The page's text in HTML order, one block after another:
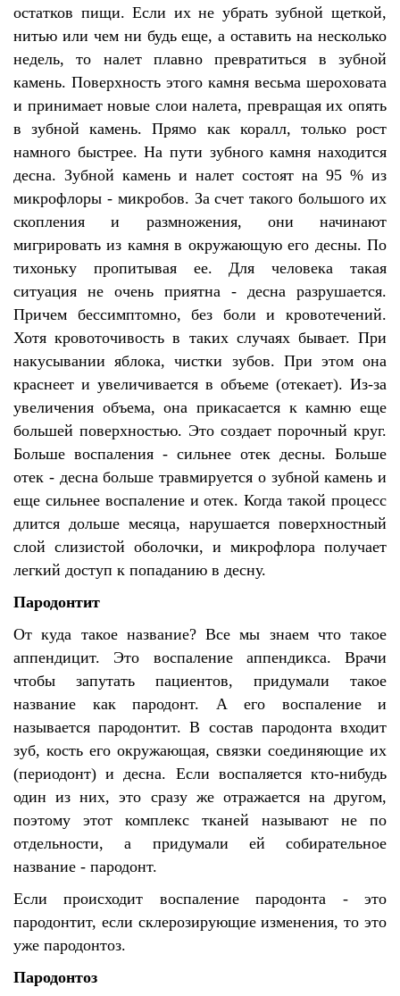
остатков пищи. Если их не убрать зубной щеткой,
нитью или чем ни будь еще, а оставить на несколько
недель, то налет плавно превратиться в зубной
камень. Поверхность этого камня весьма шероховата
и принимает новые слои налета, превращая их опять
в зубной камень. Прямо как коралл, только рост
намного быстрее. На пути зубного камня находится
десна. Зубной камень и налет состоят на 95 % из
микрофлоры - микробов. За счет такого большого их
скопления и размножения, они начинают
мигрировать из камня в окружающую его десны. По
тихоньку пропитывая ее. Для человека такая
ситуация не очень приятна - десна разрушается.
Причем бессимптомно, без боли и кровотечений.
Хотя кровоточивость в таких случаях бывает. При
накусывании яблока, чистки зубов. При этом она
краснеет и увеличивается в объеме (отекает). Из-за
увеличения объема, она прикасается к камню еще
большей поверхностью. Это создает порочный круг.
Больше воспаления - сильнее отек десны. Больше
отек - десна больше травмируется о зубной камень и
еще сильнее воспаление и отек. Когда такой процесс
длится дольше месяца, нарушается поверхностный
слой слизистой оболочки, и микрофлора получает
легкий доступ к попаданию в десну.
Пародонтит
От куда такое название? Все мы знаем что такое
аппендицит. Это воспаление аппендикса. Врачи
чтобы запутать пациентов, придумали такое
название как пародонт. А его воспаление и
называется пародонтит. В состав пародонта входит
зуб, кость его окружающая, связки соединяющие их
(периодонт) и десна. Если воспаляется кто-нибудь
один из них, это сразу же отражается на другом,
поэтому этот комплекс тканей называют не по
отдельности, а придумали ей собирательное
название - пародонт.
Если происходит воспаление пародонта - это
пародонтит, если склерозирующие изменения, то это
уже пародонтоз.
Пародонтоз